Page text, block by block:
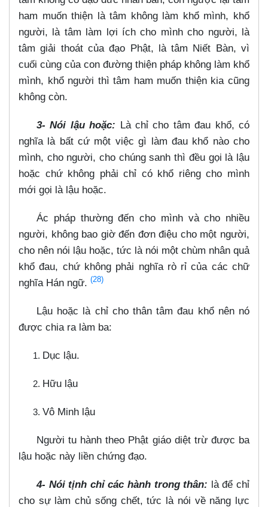
ham muốn thiện là tâm không làm khổ mình, khổ
người, là tâm làm lợi ích cho mình cho người, là
tâm giải thoát của đạo Phật, là tâm Niết Bàn, vì
cuối cùng của con đường thiện pháp không làm khổ
mình, khổ người thì tâm ham muốn thiện kia cũng
không còn.
3- Nói lậu hoặc: Là chỉ cho tâm đau khổ, có
nghĩa là bất cứ một việc gì làm đau khổ nào cho
mình, cho người, cho chúng sanh thì đều gọi là lậu
hoặc chứ không phải chỉ có khổ riêng cho mình
mới gọi là lậu hoặc.
Ác pháp thường đến cho mình và cho nhiều
người, không bao giờ đến đơn điệu cho một người,
cho nên nói lậu hoặc, tức là nói một chùm nhân quả
khổ đau, chứ không phải nghĩa rò rỉ của các chữ
nghĩa Hán ngữ. (28)
Lậu hoặc là chỉ cho thân tâm đau khổ nên nó
được chia ra làm ba:
Dục lậu.
Hữu lậu
Vô Minh lậu
Người tu hành theo Phật giáo diệt trừ được ba
lậu hoặc này liền chứng đạo.
4- Nói tịnh chỉ các hành trong thân: là để chỉ
cho sự làm chủ sống chết, tức là nói về năng lực